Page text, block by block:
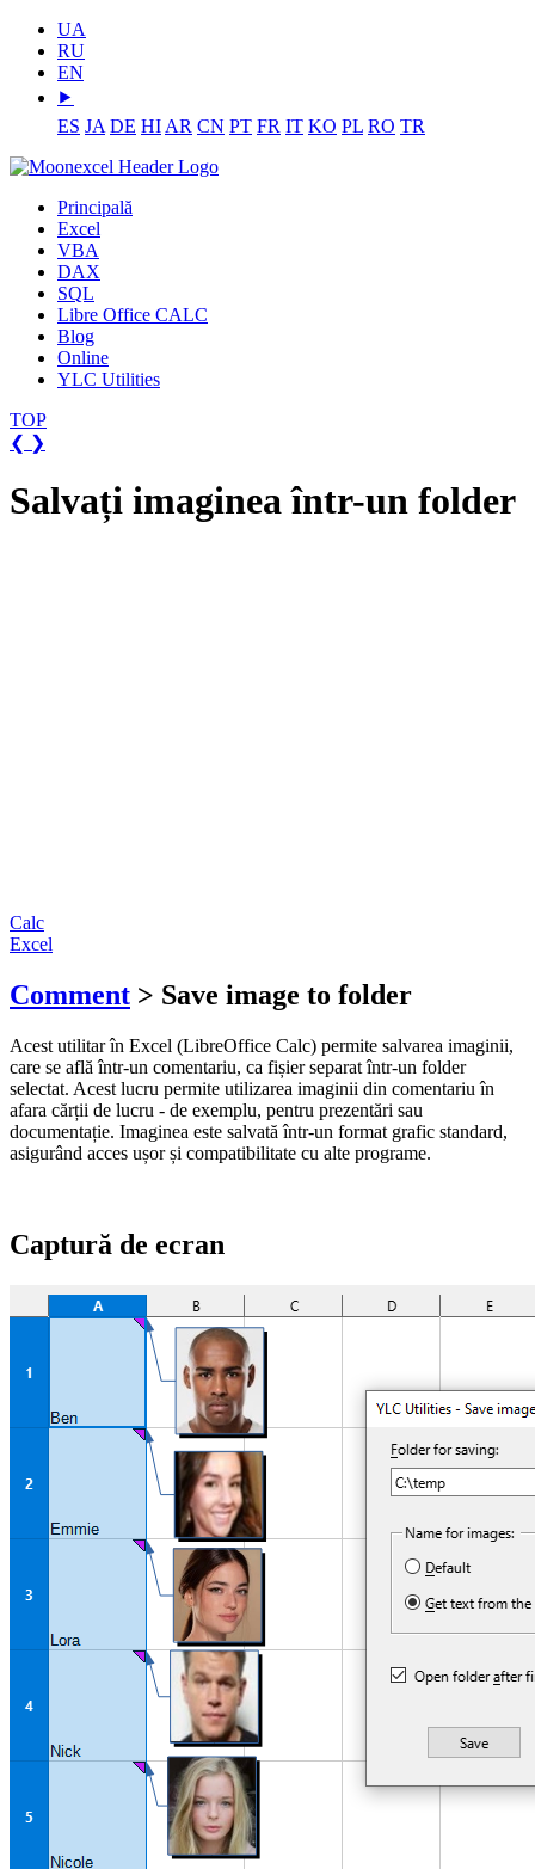
UA
RU
EN
⯈
ES JA DE HI AR CN PT FR IT KO PL RO TR
Principală
Excel
VBA
DAX
SQL
Libre Office CALC
Blog
Online
YLC Utilities
TOP
❮ ❯
Salvați imaginea într-un folder
Calc
Excel
Comment > Save image to folder
Acest utilitar în Excel (LibreOffice Calc) permite salvarea imaginii,
care se află într-un comentariu, ca fișier separat într-un folder
selectat. Acest lucru permite utilizarea imaginii din comentariu în
afara cărții de lucru - de exemplu, pentru prezentări sau
documentație. Imaginea este salvată într-un format grafic standard,
asigurând acces ușor și compatibilitate cu alte programe.
Captură de ecran